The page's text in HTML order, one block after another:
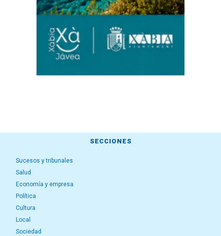
SECCIONES
Sucesos y tribunales
Salud
Economía y empresa
Política
Cultura
Local
Sociedad